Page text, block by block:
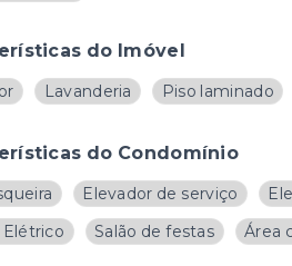
do Imóvel
Lavanderia Piso laminado
do Condomínio
Elevador de serviço
Salão de festas Área